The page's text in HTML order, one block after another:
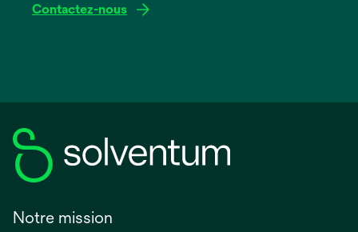
Contactez-nous
Notre mission